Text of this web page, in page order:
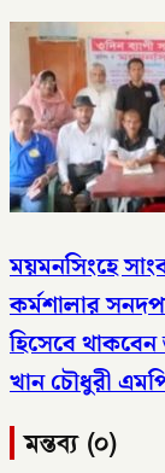
ময়মনসিংহে
কর্মশালার
হিসেবে থাকবেন
খান চৌধুরী
মন্তব্য (০)